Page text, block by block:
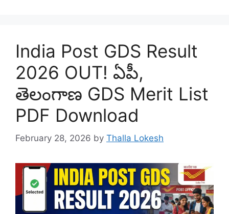
India Post GDS Result
2026 OUT! ఏపీ,
తెలంగాణ GDS Merit List
PDF Download
February 28, 2026 by Thalla Lokesh